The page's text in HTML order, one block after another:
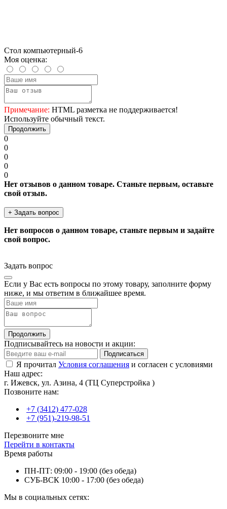
Стол компьютерный-6
Моя оценка:
Примечание: HTML разметка не поддерживается!
Используйте обычный текст.
Продолжить
0
0
0
0
0
Нет отзывов о данном товаре. Станьте первым, оставьте
свой отзыв.
+ Задать вопрос
Нет вопросов о данном товаре, станьте первым и задайте
свой вопрос.
Задать вопрос
Если у Вас есть вопросы по этому товару, заполните форму
ниже, и мы ответим в ближайшее время.
Продолжить
Подписывайтесь на новости и акции:
Подписаться
Я прочитал Условия соглашения и согласен с условиями
Наш адрес:
г. Ижевск, ул. Азина, 4 (ТЦ Суперстройка )
Позвоните нам:
+7 (3412) 477-028
+7 (951)-219-98-51
Перезвоните мне
Перейти в контакты
Время работы
ПН-ПТ: 09:00 - 19:00 (без обеда)
СУБ-ВСК 10:00 - 17:00 (без обеда)
Мы в социальных сетях: